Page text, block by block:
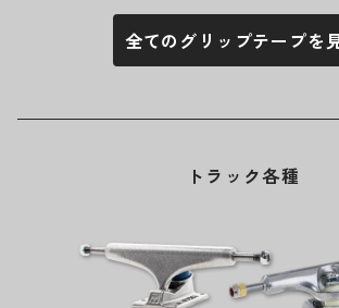
全てのグリップテープを
トラック各種